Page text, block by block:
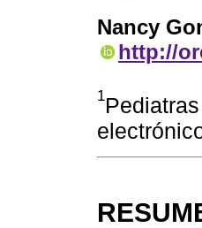
Nancy
http://
1